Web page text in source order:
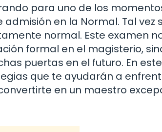
para uno de los
en la Normal. Tal vez
normal. Este examen
formal en el magisterio,
puertas en el futuro. En
que te ayudarán a
en un maestro